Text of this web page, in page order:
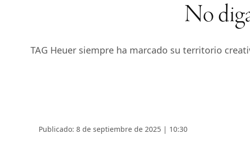
No
TAG Heuer siempre ha marcado su territorio
Publicado: 8 de septiembre de 2025 | 10:30